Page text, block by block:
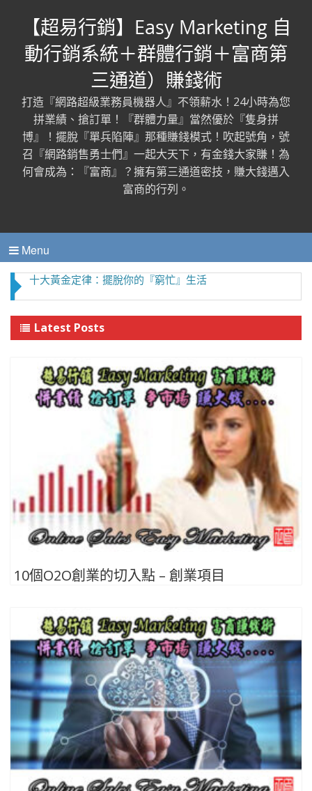
【超易行銷】Easy Marketing 自
動行銷系統＋群體行銷＋富商第
三通道）賺錢術
打造『網路超級業務員機器人』不領薪水！24小時為您
拼業績、搶訂單！『群體力量』當然優於『隻身拼
博』！擺脫『單兵陷陣』那種賺錢模式！吹起號角，號
召『網路銷售勇士們』一起大天下，有金錢大家賺！為
何會成為：『富商』？擁有第三通道密技，賺大錢邁入
富商的行列。
Menu
十大黃金定律：擺脫你的『窮忙』生活
Latest Posts
10個O2O創業的切入點 – 創業項目